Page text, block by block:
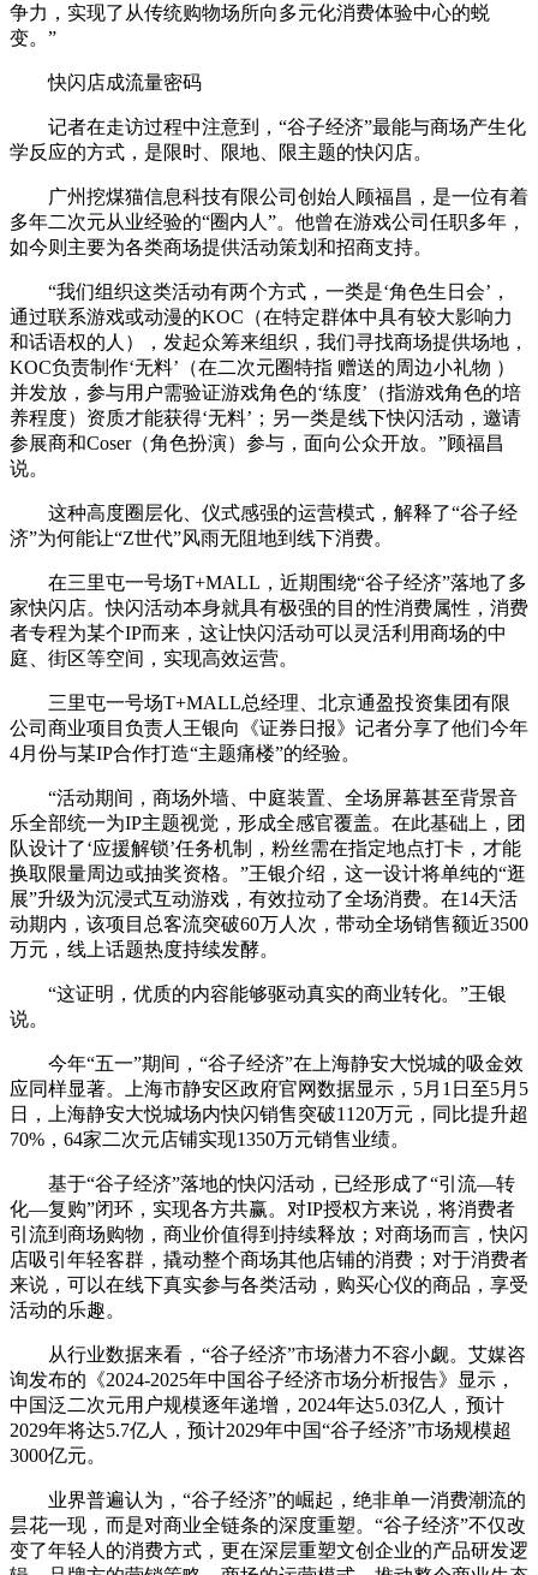
争力，实现了从传统购物场所向多元化消费体验中心的蜕
变。”
快闪店成流量密码
记者在走访过程中注意到，“谷子经济”最能与商场产生化
学反应的方式，是限时、限地、限主题的快闪店。
广州挖煤猫信息科技有限公司创始人顾福昌，是一位有着
多年二次元从业经验的“圈内人”。他曾在游戏公司任职多年，
如今则主要为各类商场提供活动策划和招商支持。
“我们组织这类活动有两个方式，一类是‘角色生日会’，
通过联系游戏或动漫的KOC（在特定群体中具有较大影响力
和话语权的人），发起众筹来组织，我们寻找商场提供场地，
KOC负责制作‘无料’（在二次元圈特指 赠送的周边小礼物 ）
并发放，参与用户需验证游戏角色的‘练度’（指游戏角色的培
养程度）资质才能获得‘无料’；另一类是线下快闪活动，邀请
参展商和Coser（角色扮演）参与，面向公众开放。”顾福昌
说。
这种高度圈层化、仪式感强的运营模式，解释了“谷子经
济”为何能让“Z世代”风雨无阻地到线下消费。
在三里屯一号场T+MALL，近期围绕“谷子经济”落地了多
家快闪店。快闪活动本身就具有极强的目的性消费属性，消费
者专程为某个IP而来，这让快闪活动可以灵活利用商场的中
庭、街区等空间，实现高效运营。
三里屯一号场T+MALL总经理、北京通盈投资集团有限
公司商业项目负责人王银向《证券日报》记者分享了他们今年
4月份与某IP合作打造“主题痛楼”的经验。
“活动期间，商场外墙、中庭装置、全场屏幕甚至背景音
乐全部统一为IP主题视觉，形成全感官覆盖。在此基础上，团
队设计了‘应援解锁’任务机制，粉丝需在指定地点打卡，才能
换取限量周边或抽奖资格。”王银介绍，这一设计将单纯的“逛
展”升级为沉浸式互动游戏，有效拉动了全场消费。在14天活
动期内，该项目总客流突破60万人次，带动全场销售额近3500
万元，线上话题热度持续发酵。
“这证明，优质的内容能够驱动真实的商业转化。”王银
说。
今年“五一”期间，“谷子经济”在上海静安大悦城的吸金效
应同样显著。上海市静安区政府官网数据显示，5月1日至5月5
日，上海静安大悦城场内快闪销售突破1120万元，同比提升超
70%，64家二次元店铺实现1350万元销售业绩。
基于“谷子经济”落地的快闪活动，已经形成了“引流—转
化—复购”闭环，实现各方共赢。对IP授权方来说，将消费者
引流到商场购物，商业价值得到持续释放；对商场而言，快闪
店吸引年轻客群，撬动整个商场其他店铺的消费；对于消费者
来说，可以在线下真实参与各类活动，购买心仪的商品，享受
活动的乐趣。
从行业数据来看，“谷子经济”市场潜力不容小觑。艾媒咨
询发布的《2024-2025年中国谷子经济市场分析报告》显示，
中国泛二次元用户规模逐年递增，2024年达5.03亿人，预计
2029年将达5.7亿人，预计2029年中国“谷子经济”市场规模超
3000亿元。
业界普遍认为，“谷子经济”的崛起，绝非单一消费潮流的
昙花一现，而是对商业全链条的深度重塑。“谷子经济”不仅改
变了年轻人的消费方式，更在深层重塑文创企业的产品研发逻